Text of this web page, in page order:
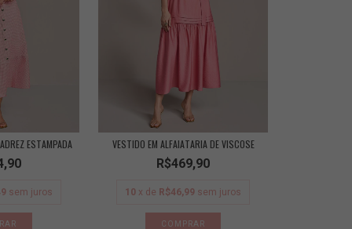
ESTAMPADA
sem juros
VESTIDO EM ALFAIATARIA DE VISCOSE
R$469,90
10 x de R$46,99 sem juros
COMPRAR